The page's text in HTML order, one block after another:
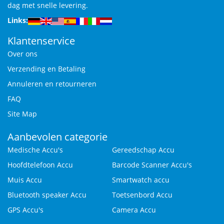
dag met snelle levering.
Links:
Klantenservice
Over ons
Verzending en Betaling
Annuleren en retourneren
FAQ
Site Map
Aanbevolen categorie
Medische Accu's
Gereedschap Accu
Hoofdtelefoon Accu
Barcode Scanner Accu's
Muis Accu
Smartwatch accu
Bluetooth speaker Accu
Toetsenbord Accu
GPS Accu's
Camera Accu